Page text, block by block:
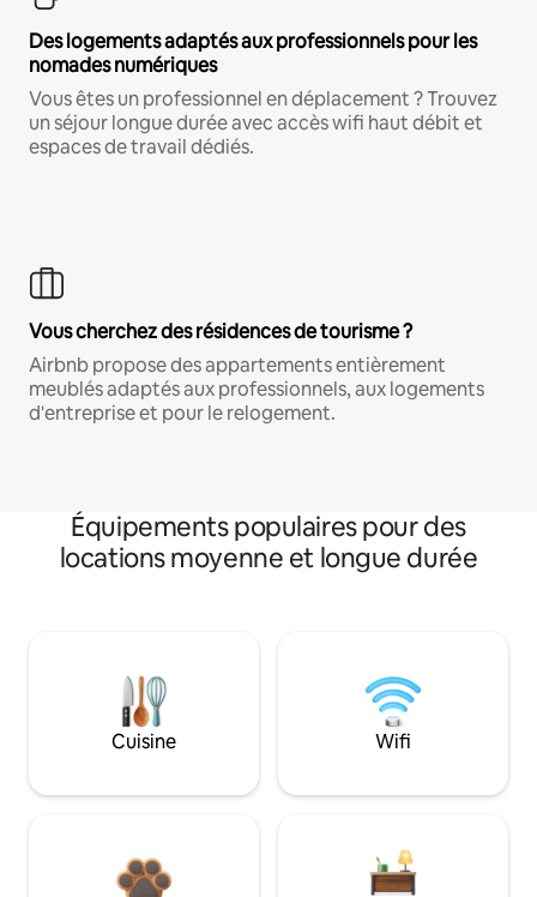
Des logements adaptés aux professionnels pour les
nomades numériques
Vous êtes un professionnel en déplacement ? Trouvez
un séjour longue durée avec accès wifi haut débit et
espaces de travail dédiés.
Vous cherchez des résidences de tourisme ?
Airbnb propose des appartements entièrement
meublés adaptés aux professionnels, aux logements
d'entreprise et pour le relogement.
Équipements populaires pour des
locations moyenne et longue durée
Cuisine Wifi